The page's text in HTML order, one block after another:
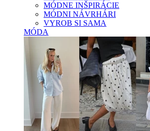
MÓDNE INŠPIRÁCIE
MÓDNI NÁVRHÁRI
VYROB SI SAMA
MÓDA